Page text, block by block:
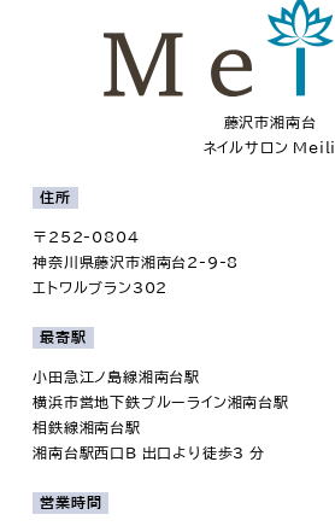
藤沢市湘南台
ネイルサロン Meili
住所
〒252-0804
神奈川県藤沢市湘南台2-9-8
エトワルブラン302
最寄駅
小田急江ノ島線湘南台駅
横浜市営地下鉄ブルーライン湘南台駅
相鉄線湘南台駅
湘南台駅西口B 出口より徒歩3 分
営業時間